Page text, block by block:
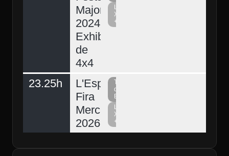
Major
2024.
Exhibició
de
4x4
La
Xarxa
+
23.25h
L'Espunyola,
Fira
Mercat
2026
Televisió
del
Berguedà
La
Xarxa
+